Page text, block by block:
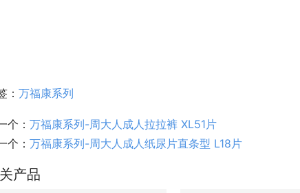
： 万福康系列
个： 万福康系列-周大人成人拉拉裤 XL51片
个： 万福康系列-周大人成人纸尿片直条型 L18片
产品